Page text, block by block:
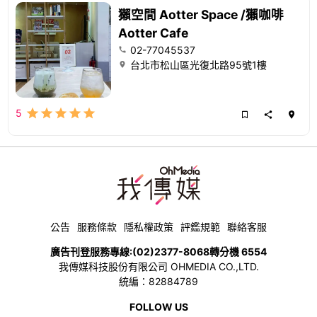
獺空間 Aotter Space /獺咖啡
Aotter Cafe
02-77045537
台北市松山區光復北路95號1樓
5
公告 服務條款 隱私權政策 評鑑規範 聯絡客服
廣告刊登服務專線:(02)2377-8068轉分機 6554
我傳媒科技股份有限公司 OHMEDIA CO.,LTD.
統編：82884789
FOLLOW US